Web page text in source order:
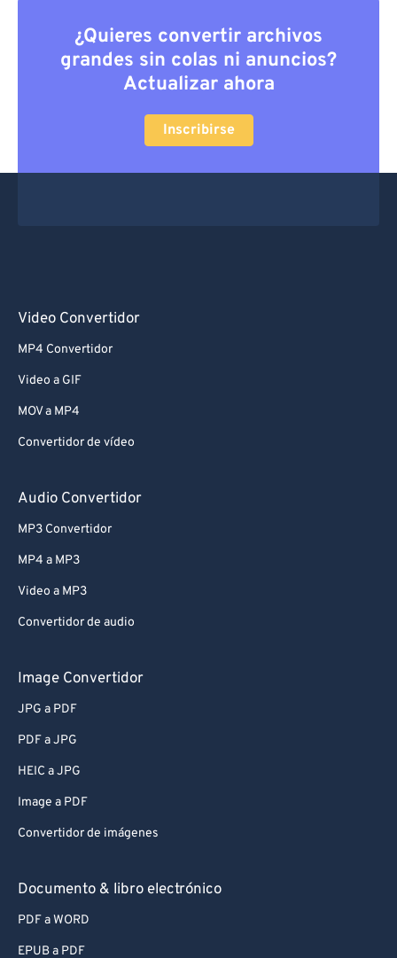
¿Quieres convertir archivos
grandes sin colas ni anuncios?
Actualizar ahora
Inscribirse
Video Convertidor
MP4 Convertidor
Video a GIF
MOV a MP4
Convertidor de vídeo
Audio Convertidor
MP3 Convertidor
MP4 a MP3
Video a MP3
Convertidor de audio
Image Convertidor
JPG a PDF
PDF a JPG
HEIC a JPG
Image a PDF
Convertidor de imágenes
Documento & libro electrónico
PDF a WORD
EPUB a PDF